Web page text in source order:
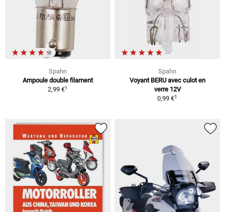
Spahn
Ampoule double filament
2,99 €1
Spahn
Voyant BERU avec culot en
verre 12V
0,99 €1